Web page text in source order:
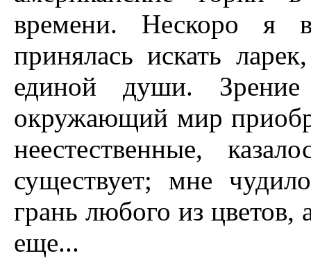
времени. Hескоро я
принялась искать
единой души. Зрение
окружающий мир
неестественные,
существует; мне
грань любого из
еще...